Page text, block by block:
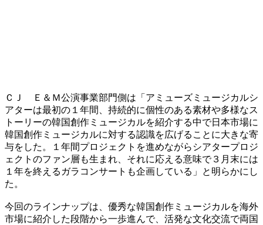
ＣＪ Ｅ＆Ｍ公演事業部門側は「アミューズミュージカルシ
アターは最初の１年間、持続的に個性のある素材や多様なス
トーリーの韓国創作ミュージカルを紹介する中で日本市場に
韓国創作ミュージカルに対する認識を広げることに大きな寄
与をした。１年間プロジェクトを進めながらシアタープロジ
ェクトのファン層も生まれ、それに応える意味で３月末には
１年を終えるガラコンサートも企画している」と明らかにし
た。
今回のラインナップは、優秀な韓国創作ミュージカルを海外
市場に紹介した段階から一歩進んで、活発な文化交流で両国